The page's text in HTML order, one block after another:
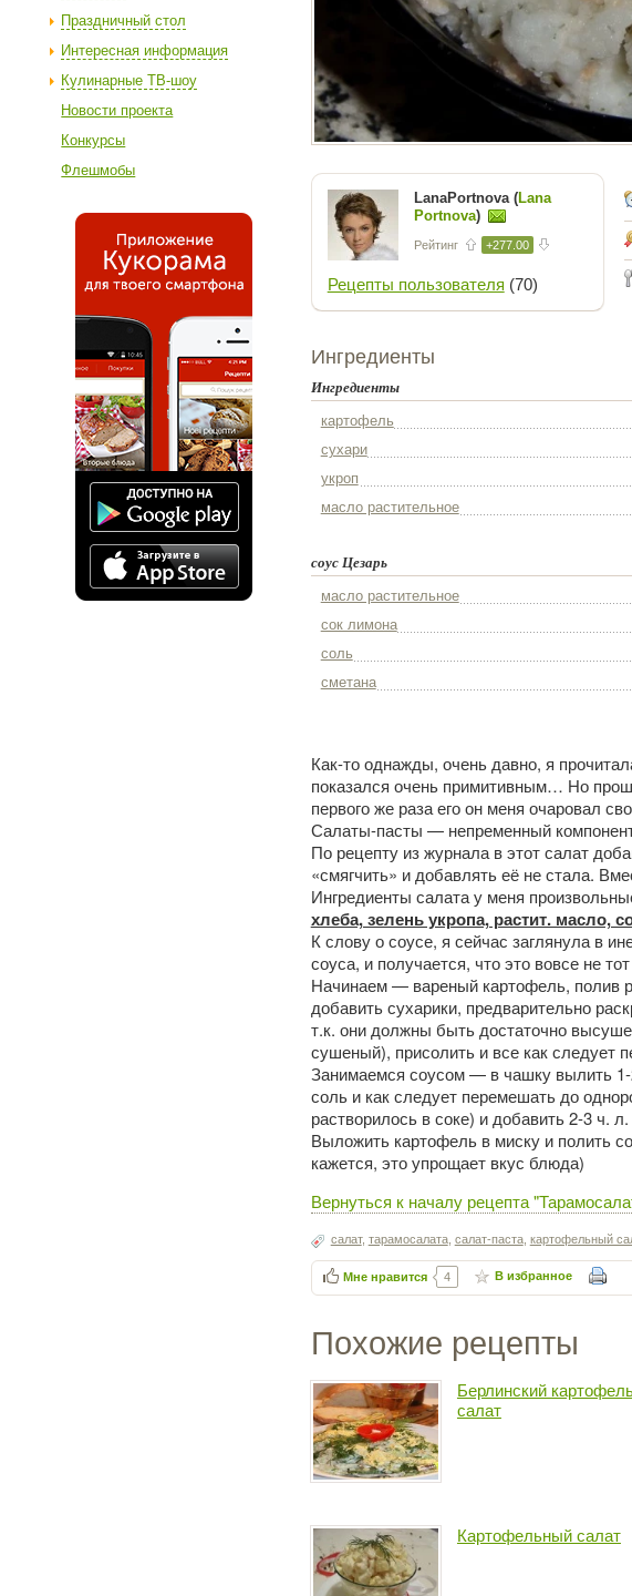
Праздничный стол
Интересная информация
Кулинарные ТВ-шоу
Новости проекта
Конкурсы
Флешмобы
LanaPortnova (Lana
Portnova)
Рейтинг +277.00
Рецепты пользователя (70)
Ингредиенты
Ингредиенты
картофель
сухари
укроп
масло растительное
соус Цезарь
масло растительное
сок лимона
соль
сметана
Как-то однажды, очень давно, я
показался очень примитивным… Но
первого же раза его он меня очаровал
Салаты-пасты — непременный компонент
По рецепту из журнала в этот салат
«смягчить» и добавлять её не стала.
Ингредиенты салата у меня
хлеба, зелень укропа, растит. масло,
К слову о соусе, я сейчас заглянула в
соуса, и получается, что это вовсе не
Начинаем — вареный картофель, полив
добавить сухарики, предварительно
т.к. они должны быть достаточно
сушеный), присолить и все как следует
Занимаемся соусом — в чашку вылить 1-
соль и как следует перемешать до
растворилось в соке) и добавить 2-3 ч.
Выложить картофель в миску и полить
кажется, это упрощает вкус блюда)
Вернуться к началу рецепта
салат, тарамосалата, салат-паста, картофельный
Мне нравится 4 В избранное
Похожие рецепты
Берлинский
салат
Картофельный салат